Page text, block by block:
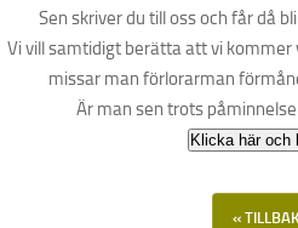
Sen skriver du till oss och får då bli
Vi vill samtidigt berätta att vi
missar man förlorarman
Är man sen trots
«